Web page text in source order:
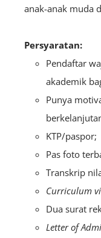
anak-anak muda
Persyaratan:
Pendaftar
akademik
Punya
KTP/paspor;
Pas foto
Transkrip
Curriculum
Dua surat
Letter of